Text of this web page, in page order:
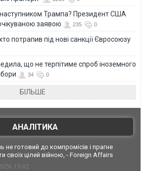
Трампа? Президент США
заявою
235 0
потрапив під нові санкції Євросоюзу
що не терпітиме спроб іноземного
34 0
БІЛЬШЕ
АНАЛІТИКА
не готовий до компромісів і прагне
своїх цілей війною, - Foreign Affairs
13:02